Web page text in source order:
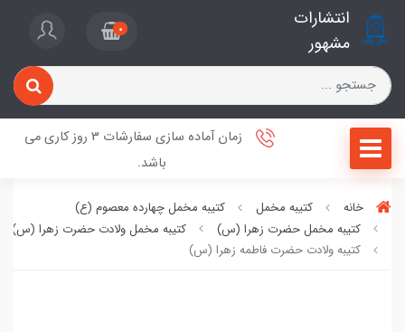
انتشارات
مشهور
0
زمان آماده سازی سفارشات 3 روز کاری می
باشد.
خانه کتیبه مخمل
کتیبه مخمل چهارده معصوم (ع)
کتیبه مخمل حضرت زهرا (س)
کتیبه مخمل ولادت حضرت زهرا (س)
کتیبه ولادت حضرت فاطمه زهرا (س)